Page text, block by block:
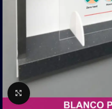
Click to enlarge